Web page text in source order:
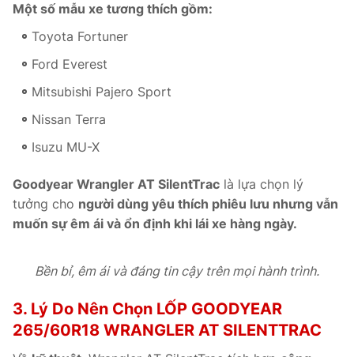
Một số mẫu xe tương thích gồm:
Toyota Fortuner
Ford Everest
Mitsubishi Pajero Sport
Nissan Terra
Isuzu MU-X
Goodyear Wrangler AT SilentTrac là lựa chọn lý
tưởng cho người dùng yêu thích phiêu lưu nhưng vẫn
muốn sự êm ái và ổn định khi lái xe hàng ngày.
Bền bỉ, êm ái và đáng tin cậy trên mọi hành trình.
3. Lý Do Nên Chọn LỐP GOODYEAR
265/60R18 WRANGLER AT SILENTTRAC